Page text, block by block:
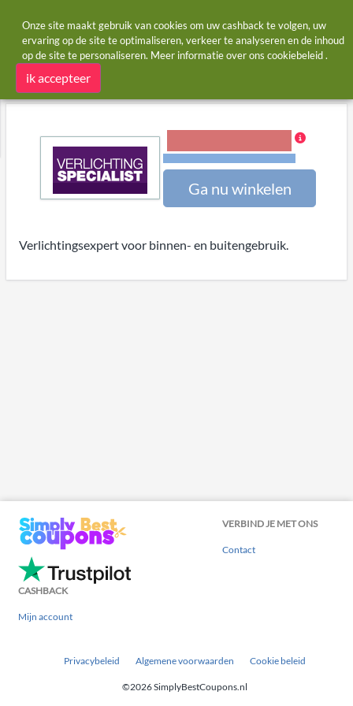
Startpagina Winkels Verlichting Specialist
Verlichting Specialist cashback
Ga nu winkelen
Verlichtingsexpert voor binnen- en buitengebruik.
VERBIND JE MET ONS
Contact
CASHBACK
Mijn account
Privacybeleid Algemene voorwaarden Cookie beleid
©2026 SimplyBestCoupons.nl
Onze site maakt gebruik van cookies om uw cashback te volgen, uw
ervaring op de site te optimaliseren, verkeer te analyseren en de inhoud
op de site te personaliseren. Meer informatie over ons cookiebeleid.
ik accepteer